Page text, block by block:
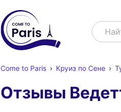
Поиск
Come to Paris Круиз по Сене
Отзывы